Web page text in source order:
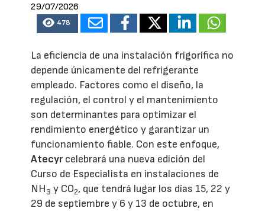
29/07/2026
478
La eficiencia de una instalación frigorífica no
depende únicamente del refrigerante
empleado. Factores como el diseño, la
regulación, el control y el mantenimiento
son determinantes para optimizar el
rendimiento energético y garantizar un
funcionamiento fiable. Con este enfoque,
Atecyrcelebrará una nueva edición del
Curso de Especialista en instalaciones de
NH3 y CO2, que tendrá lugar los días 15, 22 y
29 de septiembre y 6 y 13 de octubre, en